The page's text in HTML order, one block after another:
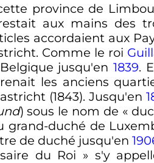
province de
aux mains des
accordaient aux
Comme le roi
jusqu'en 1839.
les anciens
(1843). Jusqu'en
) sous le nom de «
grand-duché de
de duché jusqu'en
du Roi »s'y